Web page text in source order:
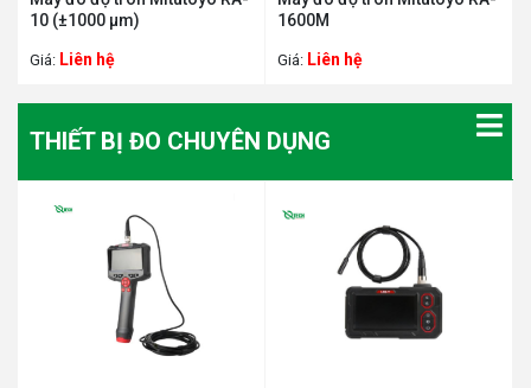
10 (±1000 µm)
Giá: Liên hệ
1600M
Giá: Liên hệ
THIẾT BỊ ĐO CHUYÊN DỤNG